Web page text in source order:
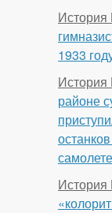
История
1933
История
районе
История